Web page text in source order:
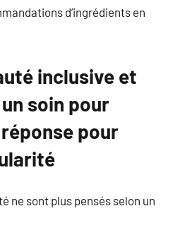
d’ingrédients en
inclusive et
soin pour
pour
ne sont plus pensés selon un